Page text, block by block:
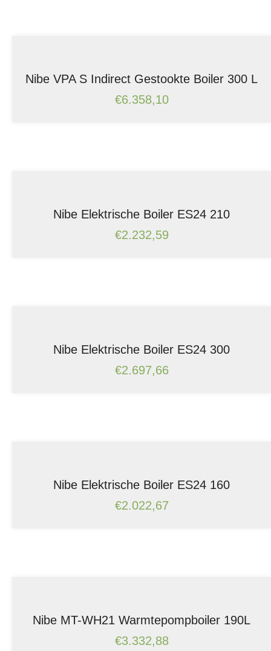
Nibe VPA S Indirect Gestookte Boiler 300 L
€6.358,10
Nibe Elektrische Boiler ES24 210
€2.232,59
Nibe Elektrische Boiler ES24 300
€2.697,66
Nibe Elektrische Boiler ES24 160
€2.022,67
Nibe MT-WH21 Warmtepompboiler 190L
€3.332,88